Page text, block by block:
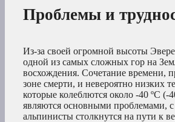
Проблемы и
Из-за своей огромной высоты
одной из самых сложных гор на
восхождения. Сочетание времени,
зоне смерти, и невероятно низких
которые колеблются около -40 ºC (-
являются основными проблемами,
альпинисты столкнутся на пути к